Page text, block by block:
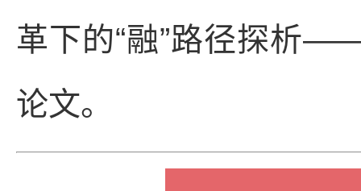
革下的“融”路径探析
论文。